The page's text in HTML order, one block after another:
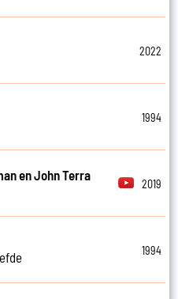
2022
1994
en John Terra
2019
1994